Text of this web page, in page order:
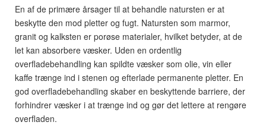
En af de primære årsager til at behandle natursten er at
beskytte den mod pletter og fugt. Natursten som marmor,
granit og kalksten er porøse materialer, hvilket betyder, at de
let kan absorbere væsker. Uden en ordentlig
overfladebehandling kan spildte væsker som olie, vin eller
kaffe trænge ind i stenen og efterlade permanente pletter. En
god overfladebehandling skaber en beskyttende barriere, der
forhindrer væsker i at trænge ind og gør det lettere at rengøre
overfladen.